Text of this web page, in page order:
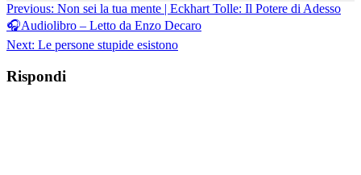
Previous: Non sei la tua mente | Eckhart Tolle: Il Potere di Adesso
🎧Audiolibro – Letto da Enzo Decaro
Next: Le persone stupide esistono
Rispondi